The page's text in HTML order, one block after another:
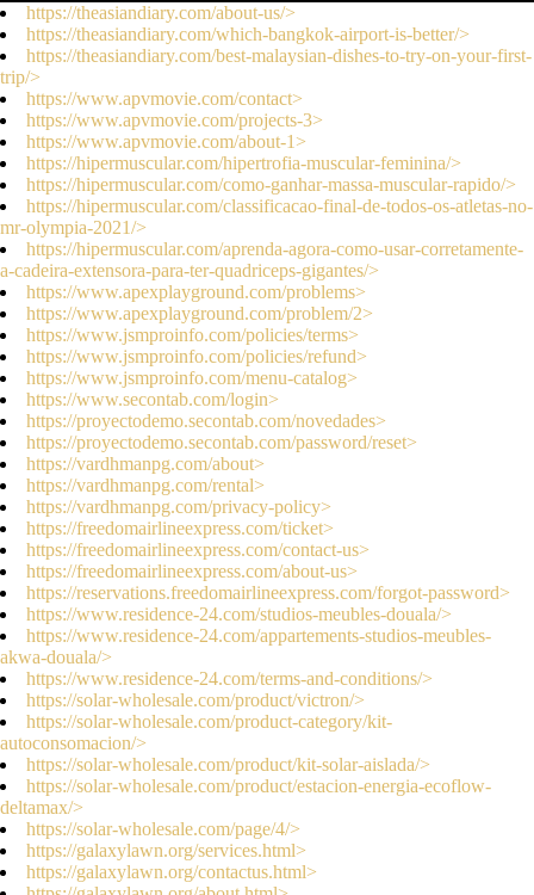
https://theasiandiary.com/about-us/>
https://theasiandiary.com/which-bangkok-airport-is-better/>
https://theasiandiary.com/best-malaysian-dishes-to-try-on-your-first-
trip/>
https://www.apvmovie.com/contact>
https://www.apvmovie.com/projects-3>
https://www.apvmovie.com/about-1>
https://hipermuscular.com/hipertrofia-muscular-feminina/>
https://hipermuscular.com/como-ganhar-massa-muscular-rapido/>
https://hipermuscular.com/classificacao-final-de-todos-os-atletas-no-
mr-olympia-2021/>
https://hipermuscular.com/aprenda-agora-como-usar-corretamente-
a-cadeira-extensora-para-ter-quadriceps-gigantes/>
https://www.apexplayground.com/problems>
https://www.apexplayground.com/problem/2>
https://www.jsmproinfo.com/policies/terms>
https://www.jsmproinfo.com/policies/refund>
https://www.jsmproinfo.com/menu-catalog>
https://www.secontab.com/login>
https://proyectodemo.secontab.com/novedades>
https://proyectodemo.secontab.com/password/reset>
https://vardhmanpg.com/about>
https://vardhmanpg.com/rental>
https://vardhmanpg.com/privacy-policy>
https://freedomairlineexpress.com/ticket>
https://freedomairlineexpress.com/contact-us>
https://freedomairlineexpress.com/about-us>
https://reservations.freedomairlineexpress.com/forgot-password>
https://www.residence-24.com/studios-meubles-douala/>
https://www.residence-24.com/appartements-studios-meubles-
akwa-douala/>
https://www.residence-24.com/terms-and-conditions/>
https://solar-wholesale.com/product/victron/>
https://solar-wholesale.com/product-category/kit-
autoconsomacion/>
https://solar-wholesale.com/product/kit-solar-aislada/>
https://solar-wholesale.com/product/estacion-energia-ecoflow-
deltamax/>
https://solar-wholesale.com/page/4/>
https://galaxylawn.org/services.html>
https://galaxylawn.org/contactus.html>